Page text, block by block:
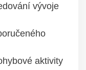
vývoje
aktivity